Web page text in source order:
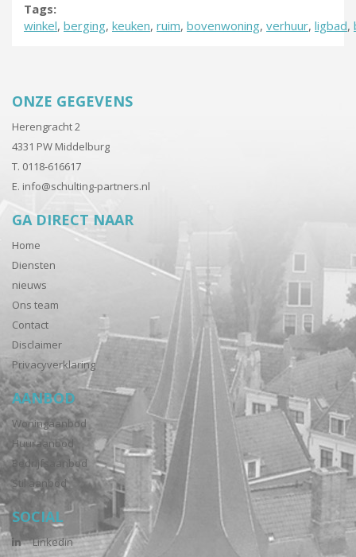
Tags:
winkel, berging, keuken, ruim, bovenwoning, verhuur, ligbad,
ONZE GEGEVENS
Herengracht 2
4331 PW Middelburg
T. 0118-616617
E. info@schulting-partners.nl
GA DIRECT NAAR
Home
Diensten
nieuws
Ons team
Contact
Disclaimer
Privacyverklaring
AANBOD
Woningaanbod
Huuraanbod
Bedrijfsaanbod
Stil aanbod
SOCIAL
Linkedin